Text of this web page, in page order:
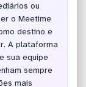
ou
o Meetime
destino e
A plataforma
sua equipe
sempre
mais